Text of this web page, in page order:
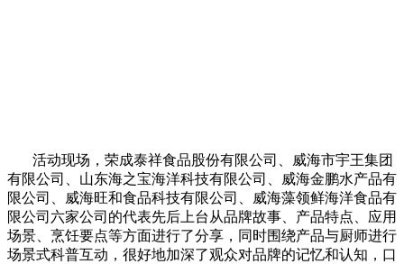
活动现场，荣成泰祥食品股份有限公司、威海市宇王集团
有限公司、山东海之宝海洋科技有限公司、威海金鹏水产品有
限公司、威海旺和食品科技有限公司、威海藻领鲜海洋食品有
限公司六家公司的代表先后上台从品牌故事、产品特点、应用
场景、烹饪要点等方面进行了分享，同时围绕产品与厨师进行
场景式科普互动，很好地加深了观众对品牌的记忆和认知，口